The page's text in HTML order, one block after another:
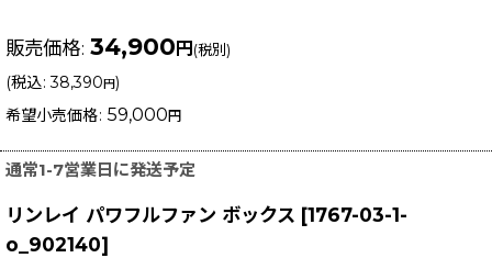
販売価格: 34,900 円 (税別)
(税込: 38,390 円)
希望小売価格: 59,000 円
通常1-7営業日に発送予定
リンレイ パワフルファン ボックス [1767-03-1-
o_902140]